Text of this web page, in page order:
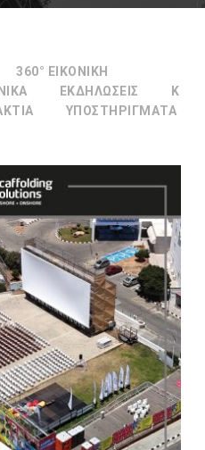
360° ΕΙΚΟΝΙΚΗ
ΕΚΔΗΛΩΣΕΙΣ
Κ
ΥΠΟΣΤΗΡΙΓΜΑΤΑ